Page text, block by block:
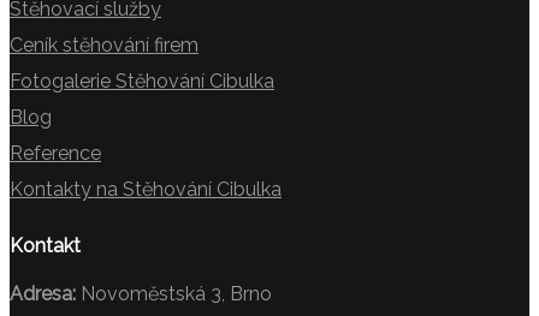
Stěhovací služby
Ceník stěhování firem
Fotogalerie Stěhování Cibulka
Blog
Reference
Kontakty na Stěhování Cibulka
Kontakt
Adresa: Novoměstská 3, Brno